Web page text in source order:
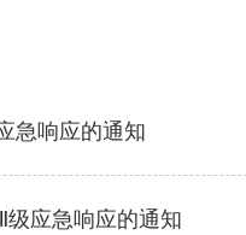
急响应的通知
级应急响应的通知